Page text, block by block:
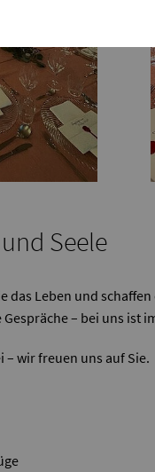
Seele
das Leben und
– bei uns ist
– wir freuen uns auf Sie.